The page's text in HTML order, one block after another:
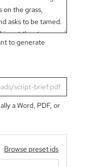
to generate
a Word, PDF, or
Browse preset ids